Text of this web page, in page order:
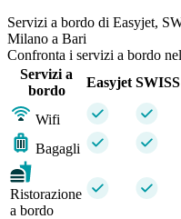
Servizi a bordo di Easyjet,
Milano a Bari
Confronta i servizi a bordo
Servizi a
bordo
Easyjet SWISS
Wifi
Bagagli
Ristorazione
a bordo